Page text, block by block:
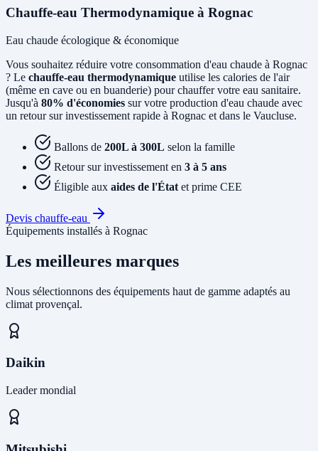
Chauffe-eau Thermodynamique à Rognac
Eau chaude écologique & économique
Vous souhaitez réduire votre consommation d'eau chaude à Rognac
? Le chauffe-eau thermodynamique utilise les calories de l'air
(même en cave ou en buanderie) pour chauffer votre eau sanitaire.
Jusqu'à 80% d'économies sur votre production d'eau chaude avec
un retour sur investissement rapide à Rognac et dans le Vaucluse.
Ballons de 200L à 300L selon la famille
Retour sur investissement en 3 à 5 ans
Éligible aux aides de l'État et prime CEE
Devis chauffe-eau
Équipements installés à Rognac
Les meilleures marques
Nous sélectionnons des équipements haut de gamme adaptés au
climat provençal.
Daikin
Leader mondial